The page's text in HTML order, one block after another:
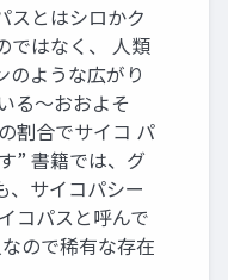
とはシロかク
ではなく、 人類
のような広がり
る〜おおよそ
割合でサイコ パ
” 書籍では、グ
、サイコパシー
コパスと呼んで
ので稀有な存在